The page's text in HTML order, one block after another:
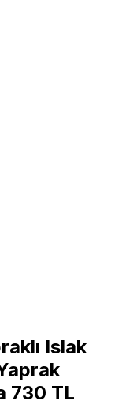
Islak
730 TL